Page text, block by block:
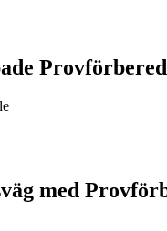
med